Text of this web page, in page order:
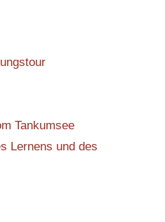
Tankumsee
Lernens und des